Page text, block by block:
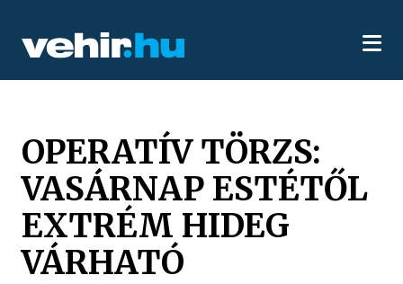
OPERATÍV TÖRZS:
VASÁRNAP ESTÉTŐL
EXTRÉM HIDEG
VÁRHATÓ